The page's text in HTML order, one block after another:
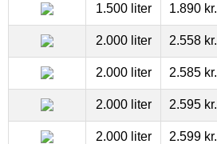
1.500 liter 1.890 kr.
2.000 liter 2.558 kr.
2.000 liter 2.585 kr.
2.000 liter 2.595 kr.
2.000 liter 2.599 kr.